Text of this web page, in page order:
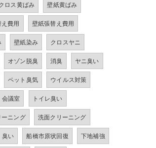
ロス黄ばみ 壁紙黄ばみ
費用 壁紙張替え費用
壁紙染み クロスヤニ
オゾン脱臭 消臭 ヤニ臭い
ペット臭気 ウイルス対策
会議室 トイレ臭い
ーニング 洗面クリーニング
臭い 船橋市原状回復 下地補強